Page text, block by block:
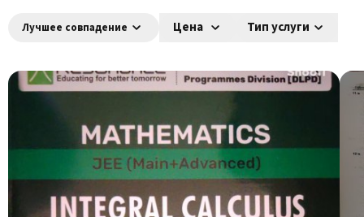
Лучшее совпадение Цена Тип услуги